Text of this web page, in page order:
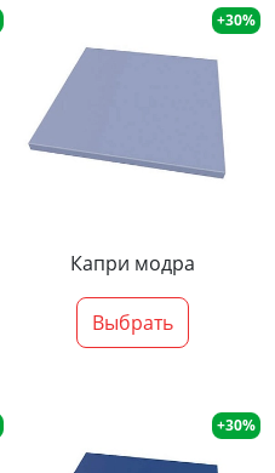
+30%
Капри модра
Выбрать
+30%